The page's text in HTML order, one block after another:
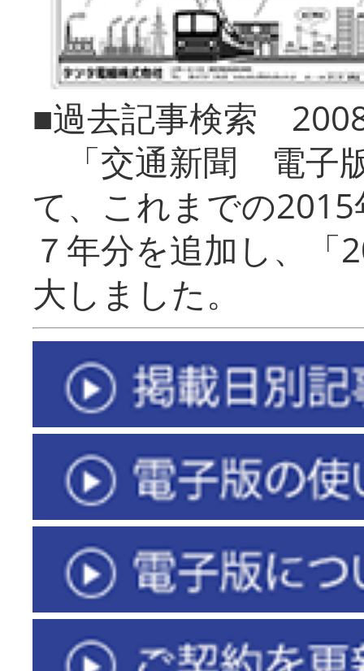
■過去記事検索
「交通新聞 電子
て、これまでの
７年分を追加し、「
大しまし